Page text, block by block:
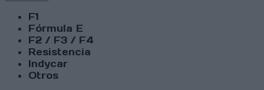
F1
Fórmula E
F2 / F3 / F4
Resistencia
Indycar
Otros